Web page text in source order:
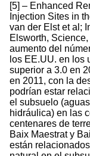
[5] – Enhanced
Injection Sites in
van der Elst et al;
Elsworth,
aumento del
los EE.UU. en los
superior a 3.0 en
en 2011, con la
podrían estar
el subsuelo
hidráulica) en las
centenares de
Baix Maestrat y
están